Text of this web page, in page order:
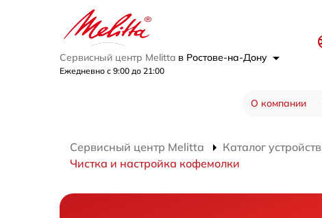
Сервисный центр Melitta в Ростове-на-Дону
Ежедневно с 9:00 до 21:00
О компании
Сервисный центр Melitta Каталог устройств
Чистка и настройка кофемолки